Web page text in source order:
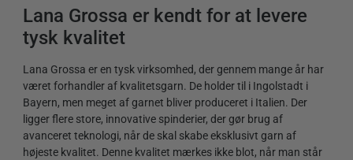
Lana Grossa er kendt for at levere
tysk kvalitet
Lana Grossa er en tysk virksomhed, der gennem mange år har
været forhandler af kvalitetsgarn. De holder til i Ingolstadt i
Bayern, men meget af garnet bliver produceret i Italien. Der
ligger flere store, innovative spinderier, der gør brug af
avanceret teknologi, når de skal skabe eksklusivt garn af
højeste kvalitet. Denne kvalitet mærkes ikke blot, når man står